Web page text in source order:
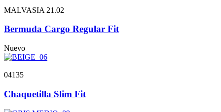
MALVASIA 21.02
Bermuda Cargo Regular Fit
Nuevo
04135
Chaquetilla Slim Fit